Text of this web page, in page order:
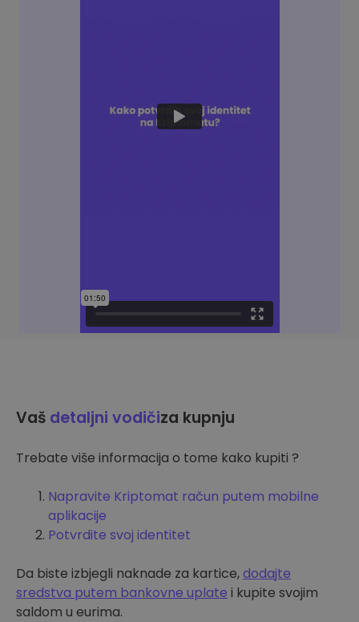
Vaš detaljni vodičiza kupnju
Trebate više informacija o tome kako kupiti ?
Napravite Kriptomat račun putem mobilne
aplikacije
Potvrdite svoj identitet
Da biste izbjegli naknade za kartice,dodajte
sredstva putem bankovne uplate i kupite svojim
saldom u eurima.